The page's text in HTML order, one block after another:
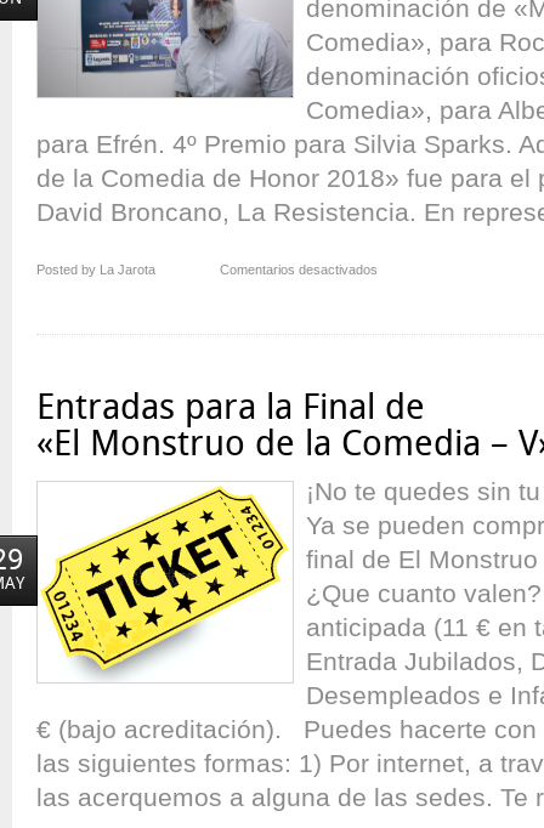
denominación de
Comedia», para
denominación
Comedia», para
para Efrén. 4º Premio para Silvia Sparks.
de la Comedia de Honor 2018» fue para el
David Broncano, La Resistencia. En
Posted by La Jarota Comentarios desactivados
el
Monstruo
la
Comedia
Entradas para la Final de
«El Monstruo de la Comedia –
¡No te quedes sin
Ya se pueden
final de El
¿Que cuanto
anticipada (11 € en
Entrada Jubilados,
Desempleados e
€ (bajo acreditación). Puedes hacerte con
las siguientes formas: 1) Por internet, a
las acerquemos a alguna de las sedes. Te